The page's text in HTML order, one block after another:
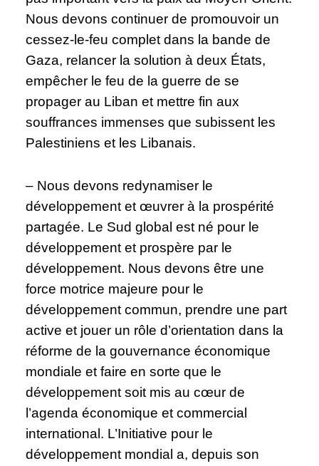
Nous devons continuer de promouvoir un
cessez-le-feu complet dans la bande de
Gaza, relancer la solution à deux États,
empêcher le feu de la guerre de se
propager au Liban et mettre fin aux
souffrances immenses que subissent les
Palestiniens et les Libanais.
– Nous devons redynamiser le
développement et œuvrer à la prospérité
partagée. Le Sud global est né pour le
développement et prospère par le
développement. Nous devons être une
force motrice majeure pour le
développement commun, prendre une part
active et jouer un rôle d’orientation dans la
réforme de la gouvernance économique
mondiale et faire en sorte que le
développement soit mis au cœur de
l’agenda économique et commercial
international. L’Initiative pour le
développement mondial a, depuis son